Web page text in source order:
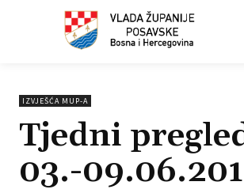
IZVJEŠĆA MUP-A
Tjedni
03.-